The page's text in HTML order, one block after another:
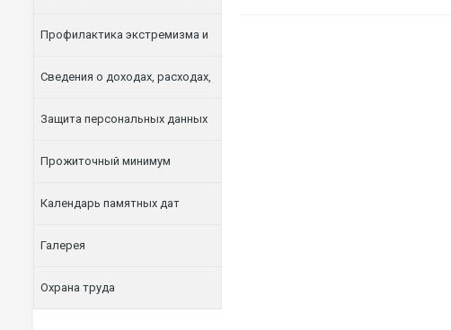
занятости
Профилактика экстремизма и
терроризма
Сведения о доходах, расходах,
об имуществе и обязательствах
имущественного характера
Защита персональных данных
Прожиточный минимум
Календарь памятных дат
Галерея
Охрана труда